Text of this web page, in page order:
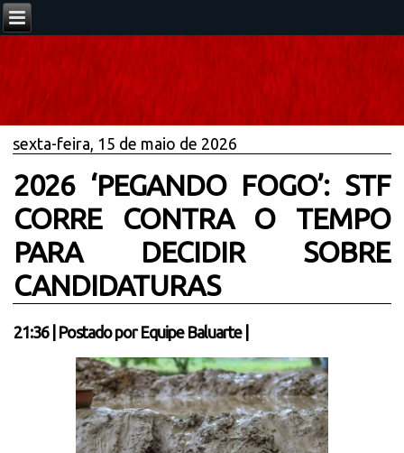
sexta-feira, 15 de maio de 2026
2026 ‘PEGANDO FOGO’: STF
CORRE CONTRA O TEMPO
PARA DECIDIR SOBRE
CANDIDATURAS
21:36| Postado por Equipe Baluarte